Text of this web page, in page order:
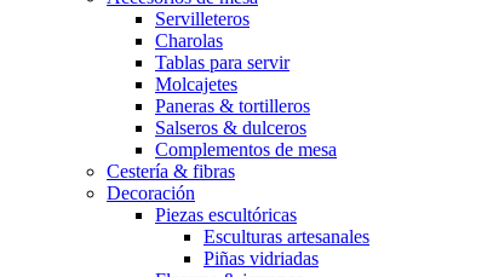
Servilleteros
Charolas
Tablas para servir
Molcajetes
Paneras & tortilleros
Salseros & dulceros
Complementos de mesa
Cestería & fibras
Decoración
Piezas escultóricas
Esculturas artesanales
Piñas vidriadas